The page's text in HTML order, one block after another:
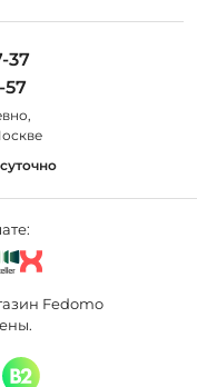
37
57
Fedomo